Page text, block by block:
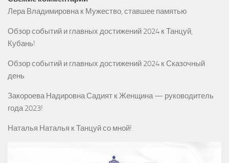
Лера Владимировнак Мужество, ставшее памятью
Обзор событий и главных достижений 2024 кТанцуй,
Кубань!
Обзор событий и главных достижений 2024 кСказочный
день
Закороева Надировна Садият кЖенщина — руководитель
года 2023!
Наталья Наталья кТанцуй со мной!